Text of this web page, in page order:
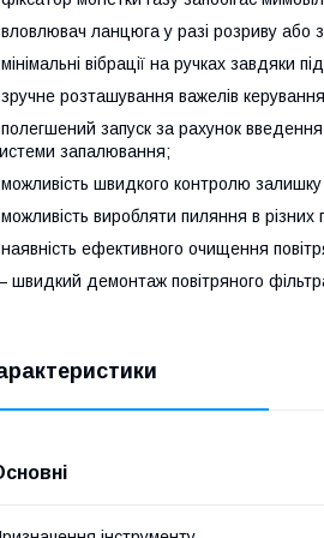
ланцюга у разі розриву або
вібрації на ручках завдяки
розташування важелів
запуск за рахунок
запалювання;
швидкого контролю
виробляти пиляння в різних
ефективного очищення
швидкий демонтаж повітряного